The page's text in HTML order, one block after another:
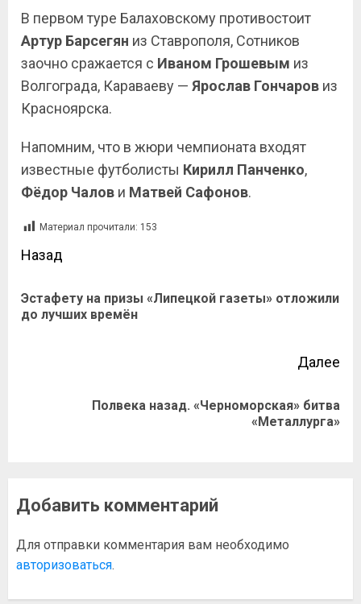
В первом туре Балаховскому противостоит
Артур Барсегян из Ставрополя, Сотников
заочно сражается с Иваном Грошевым из
Волгограда, Караваеву — Ярослав Гончаров из
Красноярска.
Напомним, что в жюри чемпионата входят
известные футболисты Кирилл Панченко,
Фёдор Чалов и Матвей Сафонов.
Материал прочитали: 153
Назад
Эстафету на призы «Липецкой газеты» отложили
до лучших времён
Далее
Полвека назад. «Черноморская» битва
«Металлурга»
Добавить комментарий
Для отправки комментария вам необходимо
авторизоваться.